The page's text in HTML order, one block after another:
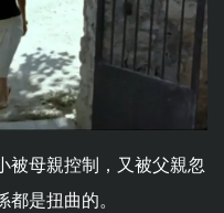
被母親控制，又被父親忽
是扭曲的。